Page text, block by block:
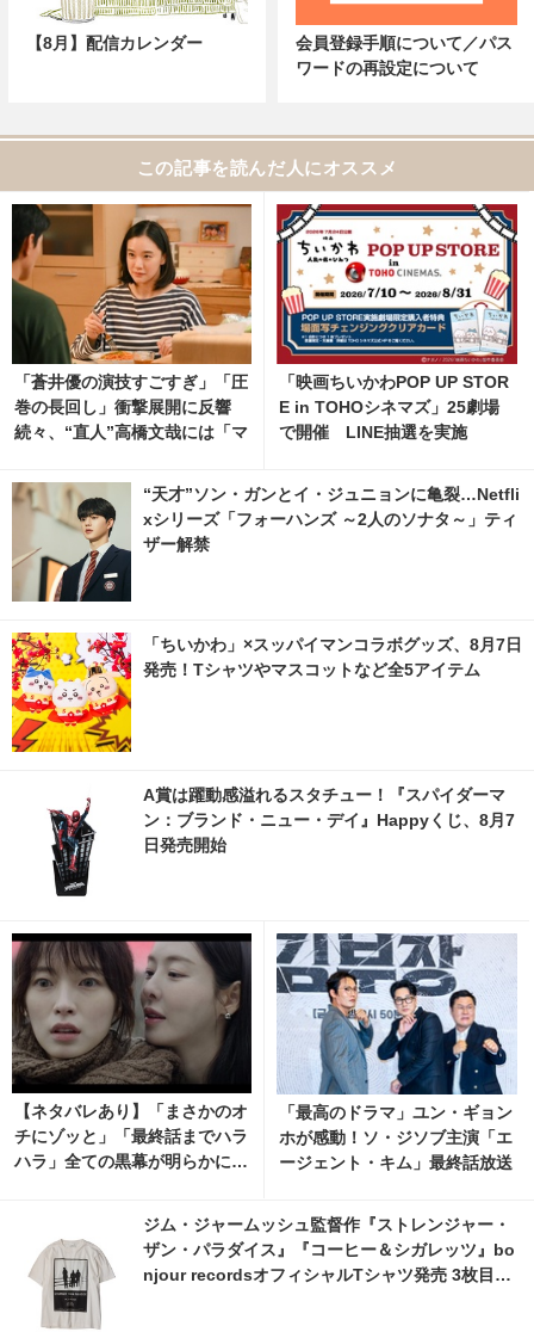
【8月】配信カレンダー
会員登録手順について／パス
ワードの再設定について
この記事を読んだ人にオススメ
「蒼井優の演技すごすぎ」「圧
巻の長回し」衝撃展開に反響
続々、“直人”高橋文哉には「マ
ャツが乾くまで」5話 1枚目の
写真・画像 | cinemacafe.net
「映画ちいかわPOP UP STOR
E in TOHOシネマズ」25劇場
で開催 LINE抽選を実施
“天才”ソン・ガンとイ・ジュニョンに亀裂…Netfli
xシリーズ「フォーハンズ ～2人のソナタ～」ティ
ザー解禁
「ちいかわ」×スッパイマンコラボグッズ、8月7日
発売！Tシャツやマスコットなど全5アイテム
A賞は躍動感溢れるスタチュー！『スパイダーマ
ン：ブランド・ニュー・デイ』Happyくじ、8月7
日発売開始
【ネタバレあり】「まさかのオ
チにゾッと」「最終話までハラ
ハラ」全ての黒幕が明らかに…
「最高のドラマ」ユン・ギョン
ホが感動！ソ・ジソブ主演「エ
ージェント・キム」最終話放送
ジム・ジャームッシュ監督作『ストレンジャー・
ザン・パラダイス』『コーヒー＆シガレッツ』bo
njour recordsオフィシャルTシャツ発売 3枚目の